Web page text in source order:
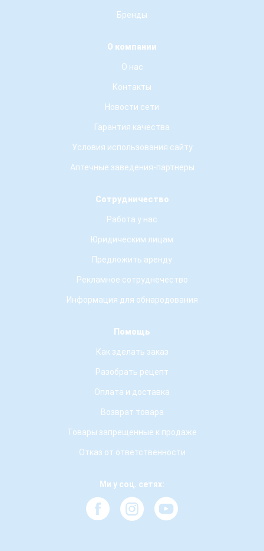
Бренды
О компании
О нас
Контакты
Новости сети
Гарантия качества
Условия использования сайту
Аптечные заведения-партнеры
Сотрудничество
Работа у нас
Юридическим лицам
Предложить аренду
Рекламное сотруднечество
Информация для обнародования
Помощь
Как зделать заказ
Разобрать рецепт
Оплата и доставка
Возврат товара
Товары запрещенные к продаже
Отказ от ответственности
Ми у соц. сетях: